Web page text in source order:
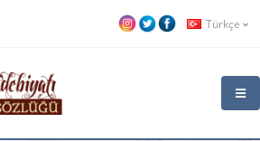
Türkçe